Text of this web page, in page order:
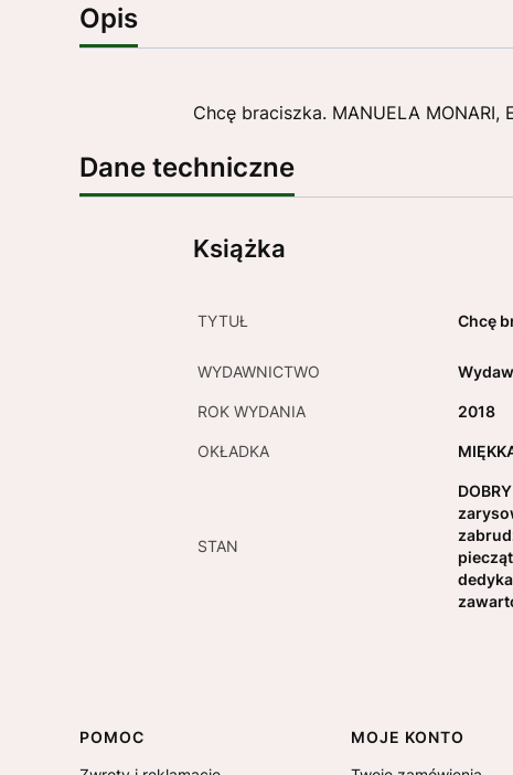
Opis
Chcę braciszka. MANUELA MONARI,
Dane techniczne
Książka
TYTUŁ Chcę
WYDAWNICTWO
ROK WYDANIA 2018
OKŁADKA
STAN
Linki w stopce
POMOC
MOJE KONTO